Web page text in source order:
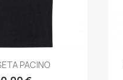
rápida
PACINO